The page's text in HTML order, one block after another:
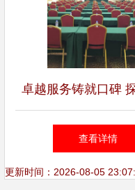
卓越服务铸就口碑
价大型会议中心的
查看详情
更新时间：2026-08-05